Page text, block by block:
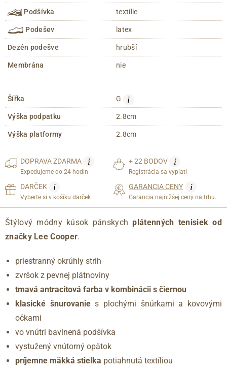
Podšívka textílie
Podešev latex
Dezén podešve hrubší
Membrána nie
Šířka G i
Výška podpatku 2.8cm
Výška platformy 2.8cm
DOPRAVAZDARMA i
Expedujeme do 24 hodín
+ 22 BODOV i
Registrácia sa vyplatí
DARČEK i
Vyberte si v košíku darček
GARANCIA CENY i
Garancia najnižšej ceny na trhu.
Štýlový módny kúsok pánskychplátenných tenisiek od
značky Lee Cooper.
priestranný okrúhly strih
zvršok z pevnej plátnoviny
tmavá antracitová farba v kombinácii s čiernou
klasické šnurovanies plochými šnúrkami a kovovými
očkami
vo vnútri bavlnená podšívka
vystužený vnútorný opätok
príjemne mäkká stielka potiahnutá textíliou